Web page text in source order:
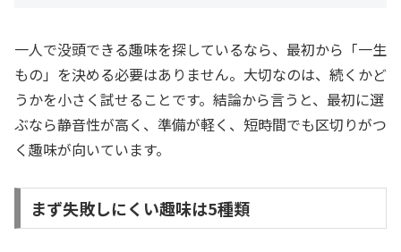
一人で没頭できる趣味を探しているなら、最初から「一生
もの」を決める必要はありません。大切なのは、続くかど
うかを小さく試せることです。結論から言うと、最初に選
ぶなら静音性が高く、準備が軽く、短時間でも区切りがつ
く趣味が向いています。
まず失敗しにくい趣味は5種類